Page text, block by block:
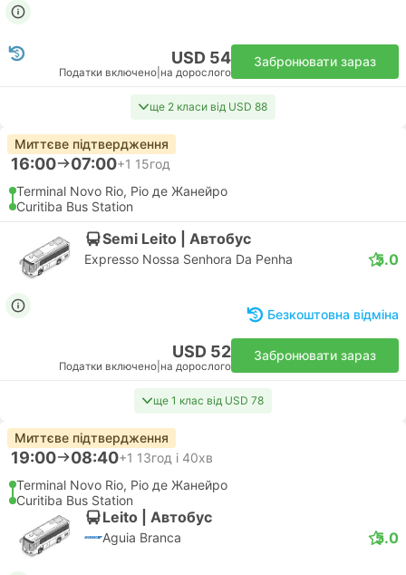
USD 54
Податки включено на дорослого
Забронювати зараз
ще 2 класи від USD 88
Миттєве підтвердження
16:00 07:00+1 15год
Terminal Novo Rio, Ріо де Жанейро
Curitiba Bus Station
Semi Leito | Автобус
Expresso Nossa Senhora Da Penha 5.0
Безкоштовна відміна
USD 52
Податки включено на дорослого
Забронювати зараз
ще 1 клас від USD 78
Миттєве підтвердження
19:00 08:40+1 13год і 40хв
Terminal Novo Rio, Ріо де Жанейро
Curitiba Bus Station
Leito | Автобус
Aguia Branca 5.0